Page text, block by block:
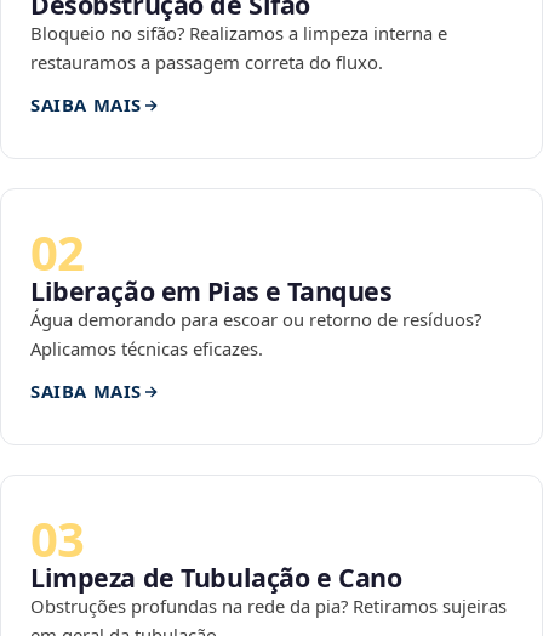
Bloqueio no sifão? Realizamos a limpeza interna e
restauramos a passagem correta do fluxo.
SAIBA MAIS
02
Liberação em Pias e Tanques
Água demorando para escoar ou retorno de resíduos?
Aplicamos técnicas eficazes.
SAIBA MAIS
03
Limpeza de Tubulação e Cano
Obstruções profundas na rede da pia? Retiramos sujeiras